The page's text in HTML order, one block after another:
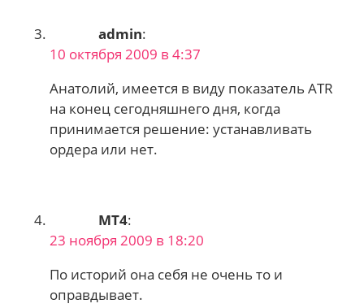
admin:
10 октября 2009 в 4:37
Анатолий, имеется в виду показатель ATR
на конец сегодняшнего дня, когда
принимается решение: устанавливать
ордера или нет.
MT4:
23 ноября 2009 в 18:20
По историй она себя не очень то и
оправдывает.